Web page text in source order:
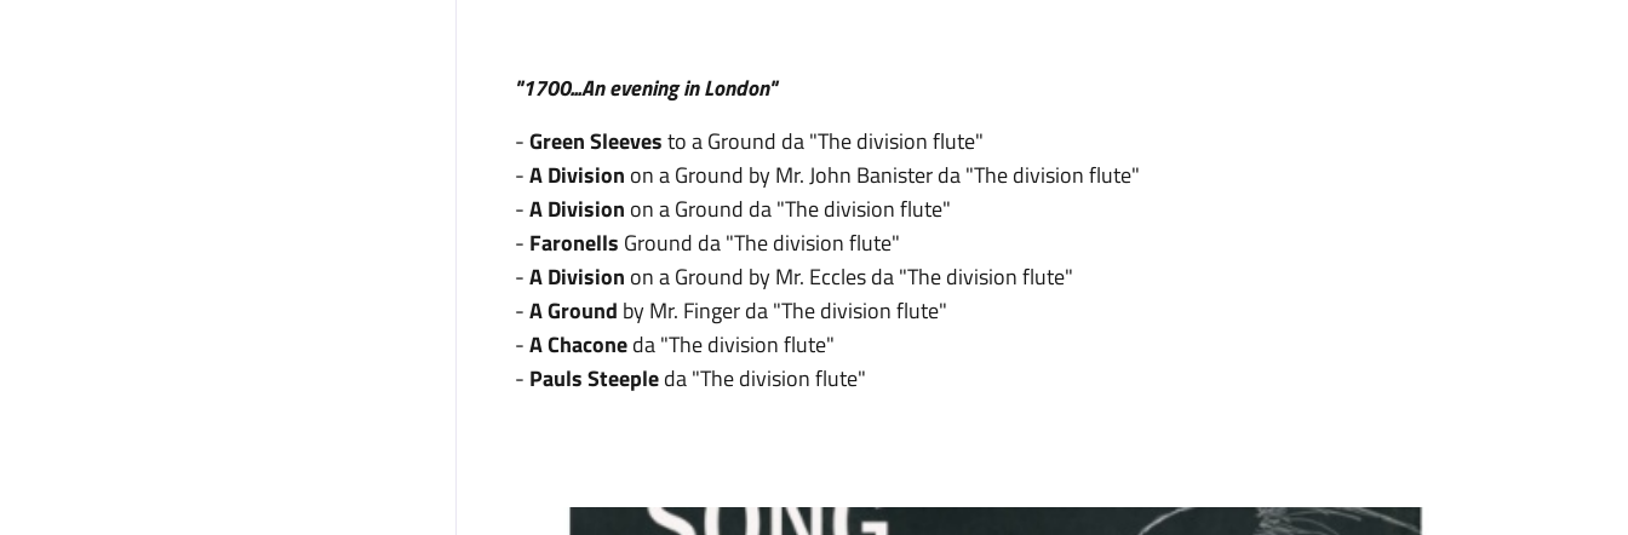
"1700...An evening in London"
-Green Sleevesto a Ground da "The division flute"
-A Division on a Ground by Mr. John Banister da "The division flute"
-A Division on a Ground da "The division flute"
- Faronells Ground da "The division flute"
-A Division on a Ground by Mr. Eccles da "The division flute"
-A Ground by Mr. Finger da "The division flute"
-A Chaconeda "The division flute"
- Pauls Steepleda "The division flute"